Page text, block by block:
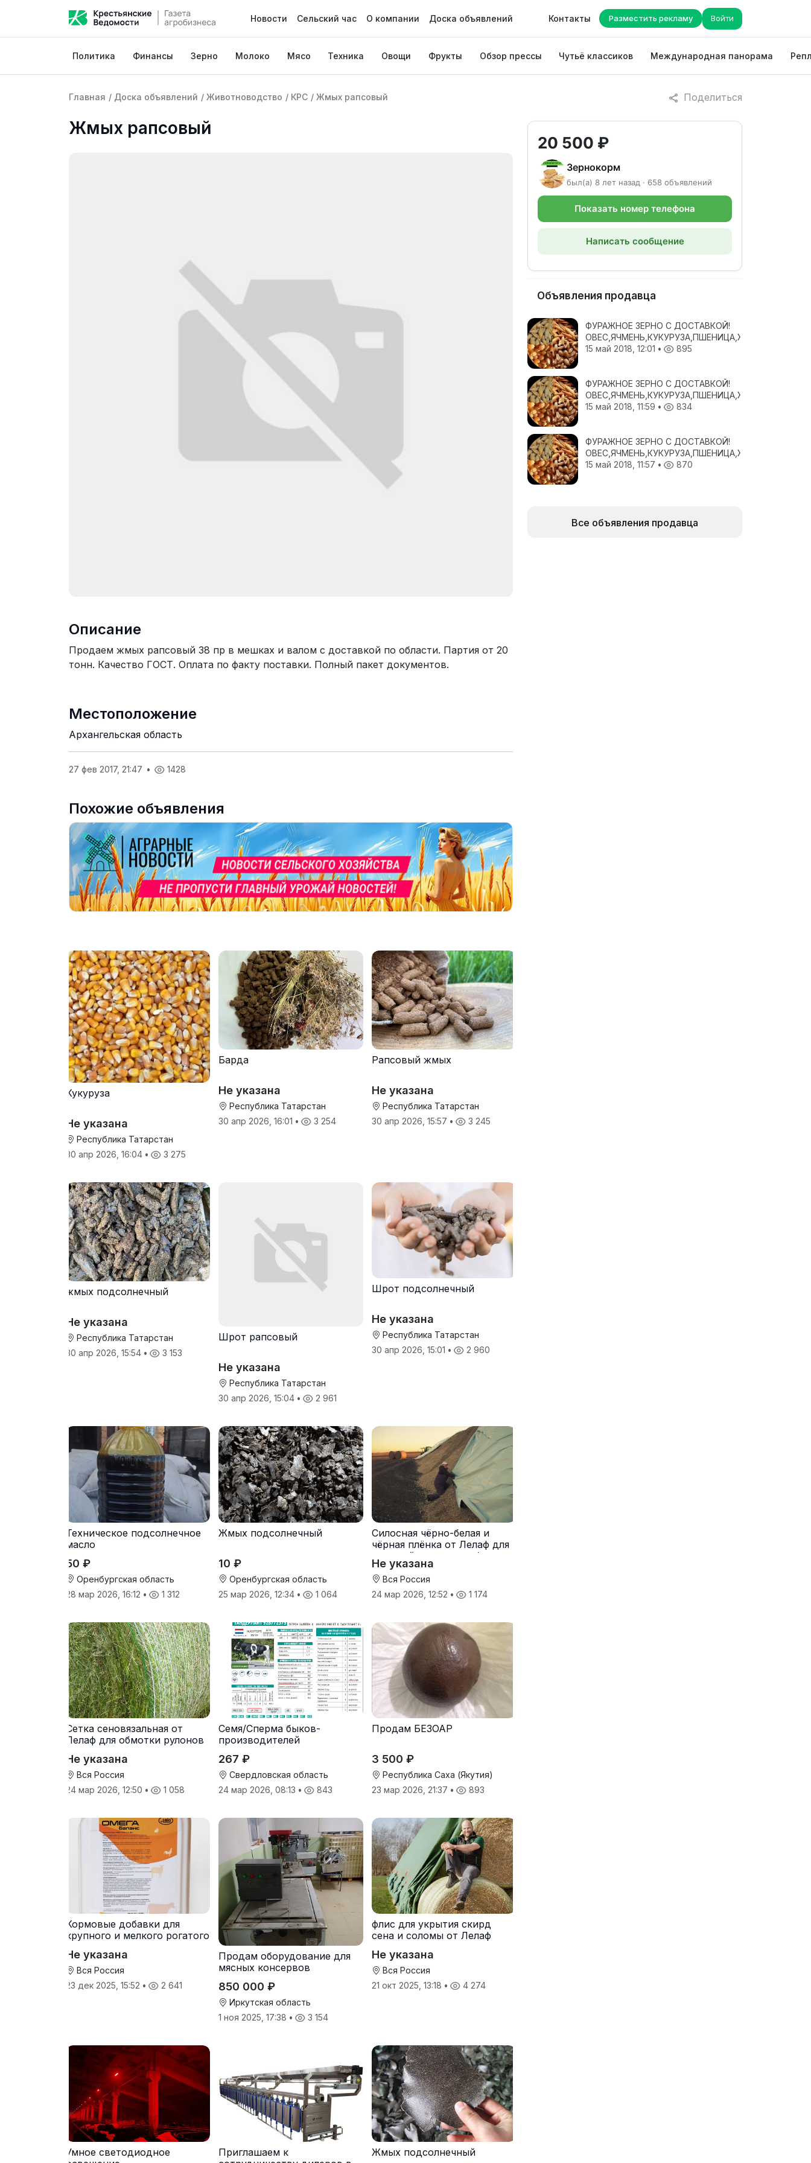
Новости Сельский час О компании Доска объявлений Контакты Разместить рекламу Войти
Политика Финансы Зерно Молоко Мясо Техника Овощи Фрукты Обзор прессы Чутьё классиков Международная панорама
Поделиться
Главная / Доска объявлений / Животноводство / КРС / Жмых рапсовый
Жмых рапсовый
Описание
Продаем жмых рапсовый 38 пр в мешках и валом с доставкой по области. Партия от 20
тонн. Качество ГОСТ. Оплата по факту поставки. Полный пакет документов.
Местоположение
Архангельская область
27 фев 2017, 21:47 • 1428
Похожие объявления
Кукуруза
Не указана
Республика Татарстан
30 апр 2026, 16:04 • 3 275
Барда
Не указана
Республика Татарстан
30 апр 2026, 16:01 • 3 254
Рапсовый жмых
Не указана
Республика Татарстан
30 апр 2026, 15:57 • 3 245
жмых подсолнечный
Не указана
Республика Татарстан
30 апр 2026, 15:54 • 3 153
Шрот рапсовый
Не указана
Республика Татарстан
30 апр 2026, 15:04 • 2 961
Шрот подсолнечный
Не указана
Республика Татарстан
30 апр 2026, 15:01 • 2 960
Техническое подсолнечное
масло
50 ₽
Оренбургская область
28 мар 2026, 16:12 • 1 312
Жмых подсолнечный
10 ₽
Оренбургская область
25 мар 2026, 12:34 • 1 064
Силосная чёрно-белая и
чёрная плёнка от Лелаф для
траншей и ям силоса/сенажа
Не указана
Вся Россия
24 мар 2026, 12:52 • 1 174
Сетка сеновязальная от
Лелаф для обмотки рулонов
Не указана
Вся Россия
24 мар 2026, 12:50 • 1 058
Семя/Сперма быков-
производителей
267 ₽
Свердловская область
24 мар 2026, 08:13 • 843
Продам БЕЗОАР
3 500 ₽
Республика Саха (Якутия)
23 мар 2026, 21:37 • 893
Кормовые добавки для
крупного и мелкого рогатого
Не указана
Вся Россия
23 дек 2025, 15:52 • 2 641
Продам оборудование для
мясных консервов
850 000 ₽
Иркутская область
1 ноя 2025, 17:38 • 3 154
флис для укрытия скирд
сена и соломы от Лелаф
Не указана
Вся Россия
21 окт 2025, 13:18 • 4 274
Умное светодиодное
Приглашаем к
Жмых подсолнечный
20 500 ₽
Зернокорм
был(а) 8 лет назад · 658 объявлений
Показать номер телефона
Написать сообщение
Объявления продавца
ФУРАЖНОЕ ЗЕРНО С ДОСТАВКОЙ!
ОВЕС,ЯЧМЕНЬ,КУКУРУЗА,ПШЕНИЦА,ЖМЫХИ,ШРОТА!
15 май 2018, 12:01 • 895
ФУРАЖНОЕ ЗЕРНО С ДОСТАВКОЙ!
ОВЕС,ЯЧМЕНЬ,КУКУРУЗА,ПШЕНИЦА,ЖМЫХИ,ШРОТА!
15 май 2018, 11:59 • 834
ФУРАЖНОЕ ЗЕРНО С ДОСТАВКОЙ!
ОВЕС,ЯЧМЕНЬ,КУКУРУЗА,ПШЕНИЦА,ЖМЫХИ,ШРОТА!
15 май 2018, 11:57 • 870
Все объявления продавца